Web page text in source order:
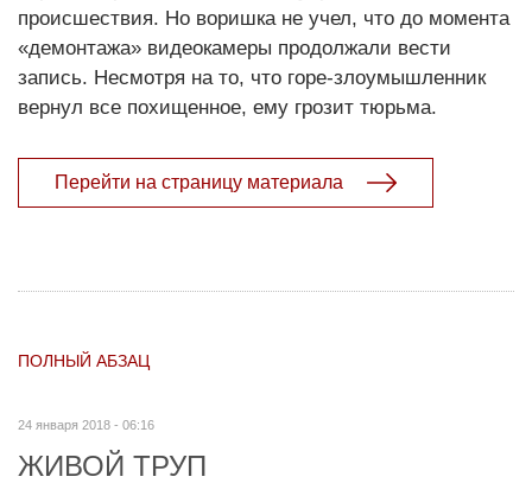
происшествия. Но воришка не учел, что до момента
«демонтажа» видеокамеры продолжали вести
запись. Несмотря на то, что горе-злоумышленник
вернул все похищенное, ему грозит тюрьма.
Перейти на страницу материала
ПОЛНЫЙ АБЗАЦ
24 января 2018 - 06:16
ЖИВОЙ ТРУП